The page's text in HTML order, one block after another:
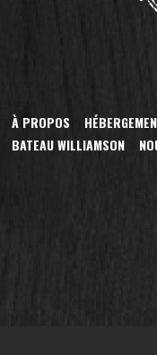
À PROPOS
BATEAU WILLIAMSON